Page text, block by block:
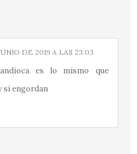
DE 2019 A LAS 23:03
es lo mismo que
si engordan